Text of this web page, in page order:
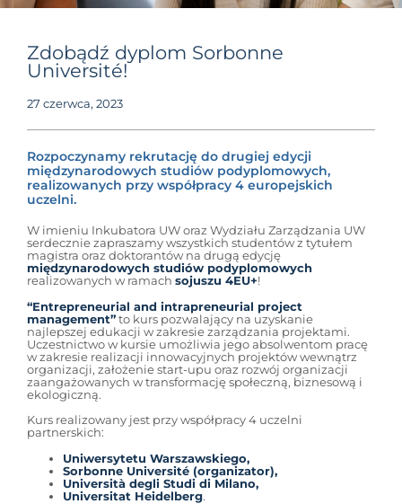
Zdobądź dyplom Sorbonne
Université!
27 czerwca, 2023
Rozpoczynamy rekrutację do drugiej edycji
międzynarodowych studiów podyplomowych,
realizowanych przy współpracy 4 europejskich
uczelni.
W imieniu Inkubatora UW oraz Wydziału Zarządzania UW
serdecznie zapraszamy wszystkich studentów z tytułem
magistra oraz doktorantów na drugą edycję
międzynarodowych studiów podyplomowych
realizowanych w ramach sojuszu 4EU+!
“Entrepreneurial and intrapreneurial project
management” to kurs pozwalający na uzyskanie
najlepszej edukacji w zakresie zarządzania projektami.
Uczestnictwo w kursie umożliwia jego absolwentom pracę
w zakresie realizacji innowacyjnych projektów wewnątrz
organizacji, założenie start-upu oraz rozwój organizacji
zaangażowanych w transformację społeczną, biznesową i
ekologiczną.
Kurs realizowany jest przy współpracy 4 uczelni
partnerskich:
Uniwersytetu Warszawskiego,
Sorbonne Université (organizator),
Università degli Studi di Milano,
Universitat Heidelberg.